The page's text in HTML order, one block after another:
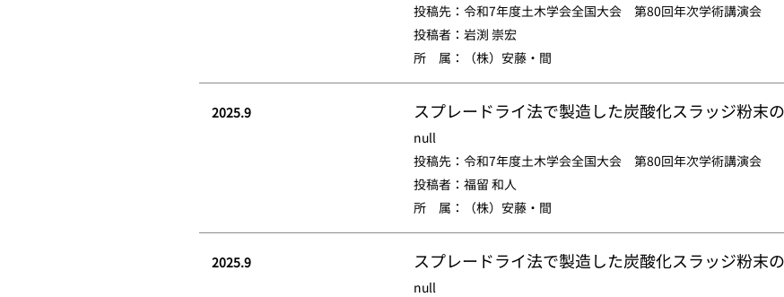
投稿先：令和7年度土木学会全国大会 第80回年次学術講演会
投稿者：岩渕 崇宏
所 属：（株）安藤・間
2025.9 スプレードライ法で製造した炭酸化スラッジ粉末
null
投稿先：令和7年度土木学会全国大会 第80回年次学術講演会
投稿者：福留 和人
所 属：（株）安藤・間
2025.9 スプレードライ法で製造した炭酸化スラッジ粉末
null